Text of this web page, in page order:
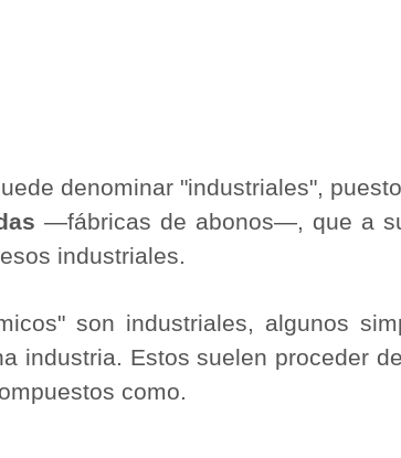
denominar "industriales",
―fábricas de abonos―, que a
industriales.
son industriales, algunos
industria. Estos suelen proceder
como.